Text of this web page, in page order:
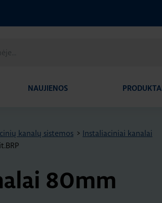
NAUJIENOS PRODUKTAI
kanalų sistemos > Instaliaciniai kanalai
80mm